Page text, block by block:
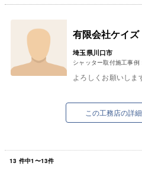
有限会社ケイ
埼玉県川口市
シャッター取付施工事例
よろしくお願いしま
この工務店の詳
13 件中1 〜13件